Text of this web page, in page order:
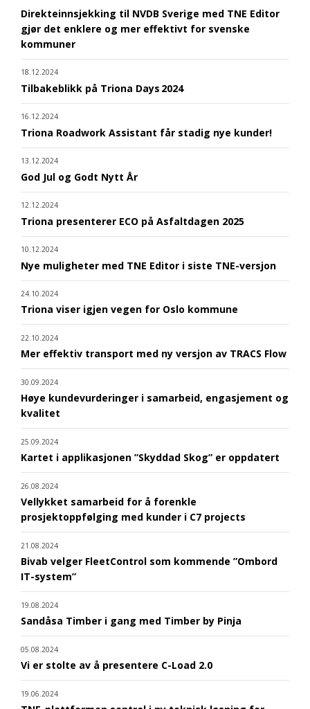
Direkteinnsjekking til NVDB Sverige med TNE Editor
gjør det enklere og mer effektivt for svenske
kommuner
18.12.2024
Tilbakeblikk på Triona Days 2024
16.12.2024
Triona Roadwork Assistant får stadig nye kunder!
13.12.2024
God Jul og Godt Nytt År
12.12.2024
Triona presenterer ECO på Asfaltdagen 2025
10.12.2024
Nye muligheter med TNE Editor i siste TNE-versjon
24.10.2024
Triona viser igjen vegen for Oslo kommune
22.10.2024
Mer effektiv transport med ny versjon av TRACS Flow
30.09.2024
Høye kundevurderinger i samarbeid, engasjement og
kvalitet
25.09.2024
Kartet i applikasjonen ”Skyddad Skog” er oppdatert
26.08.2024
Vellykket samarbeid for å forenkle
prosjektoppfølging med kunder i C7 projects
21.08.2024
Bivab velger FleetControl som kommende ”Ombord
IT-system”
19.08.2024
Sandåsa Timber i gang med Timber by Pinja
05.08.2024
Vi er stolte av å presentere C-Load 2.0
19.06.2024